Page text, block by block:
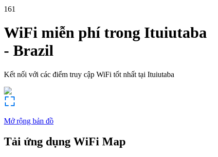
161
WiFi miễn phí trong Ituiutaba
- Brazil
Kết nối với các điểm truy cập WiFi tốt nhất tại Ituiutaba
Mở rộng bản đồ
Tải ứng dụng WiFi Map